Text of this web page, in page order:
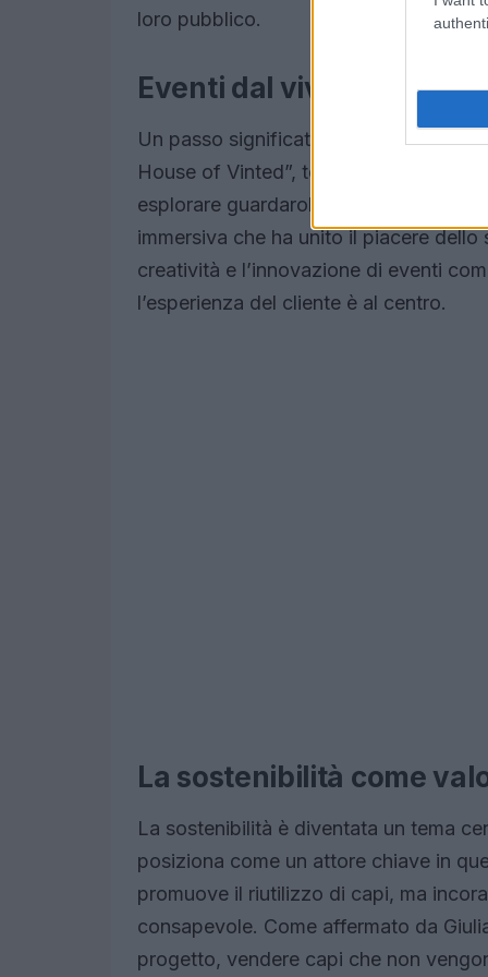
loro pubblico.
Eventi dal vivo:
Un passo significativo verso
House of Vinted”, tenutosi a Londra.
esplorare guardaroba curati da
immersiva che ha unito il piacere
creatività e l’innovazione di eventi
l’esperienza del cliente è al centro.
La sostenibilità come
La sostenibilità è diventata un tema
posiziona come un attore chiave in
promuove il riutilizzo di capi, ma
consapevole. Come affermato da
progetto, vendere capi che non